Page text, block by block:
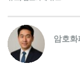
암호